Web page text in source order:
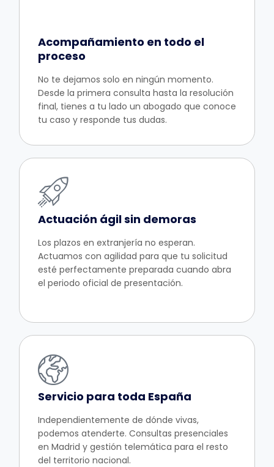
Acompañamiento en todo el
proceso
No te dejamos solo en ningún momento.
Desde la primera consulta hasta la resolución
final, tienes a tu lado un abogado que conoce
tu caso y responde tus dudas.
Actuación ágil sin demoras
Los plazos en extranjería no esperan.
Actuamos con agilidad para que tu solicitud
esté perfectamente preparada cuando abra
el periodo oficial de presentación.
Servicio para toda España
Independientemente de dónde vivas,
podemos atenderte. Consultas presenciales
en Madrid y gestión telemática para el resto
del territorio nacional.